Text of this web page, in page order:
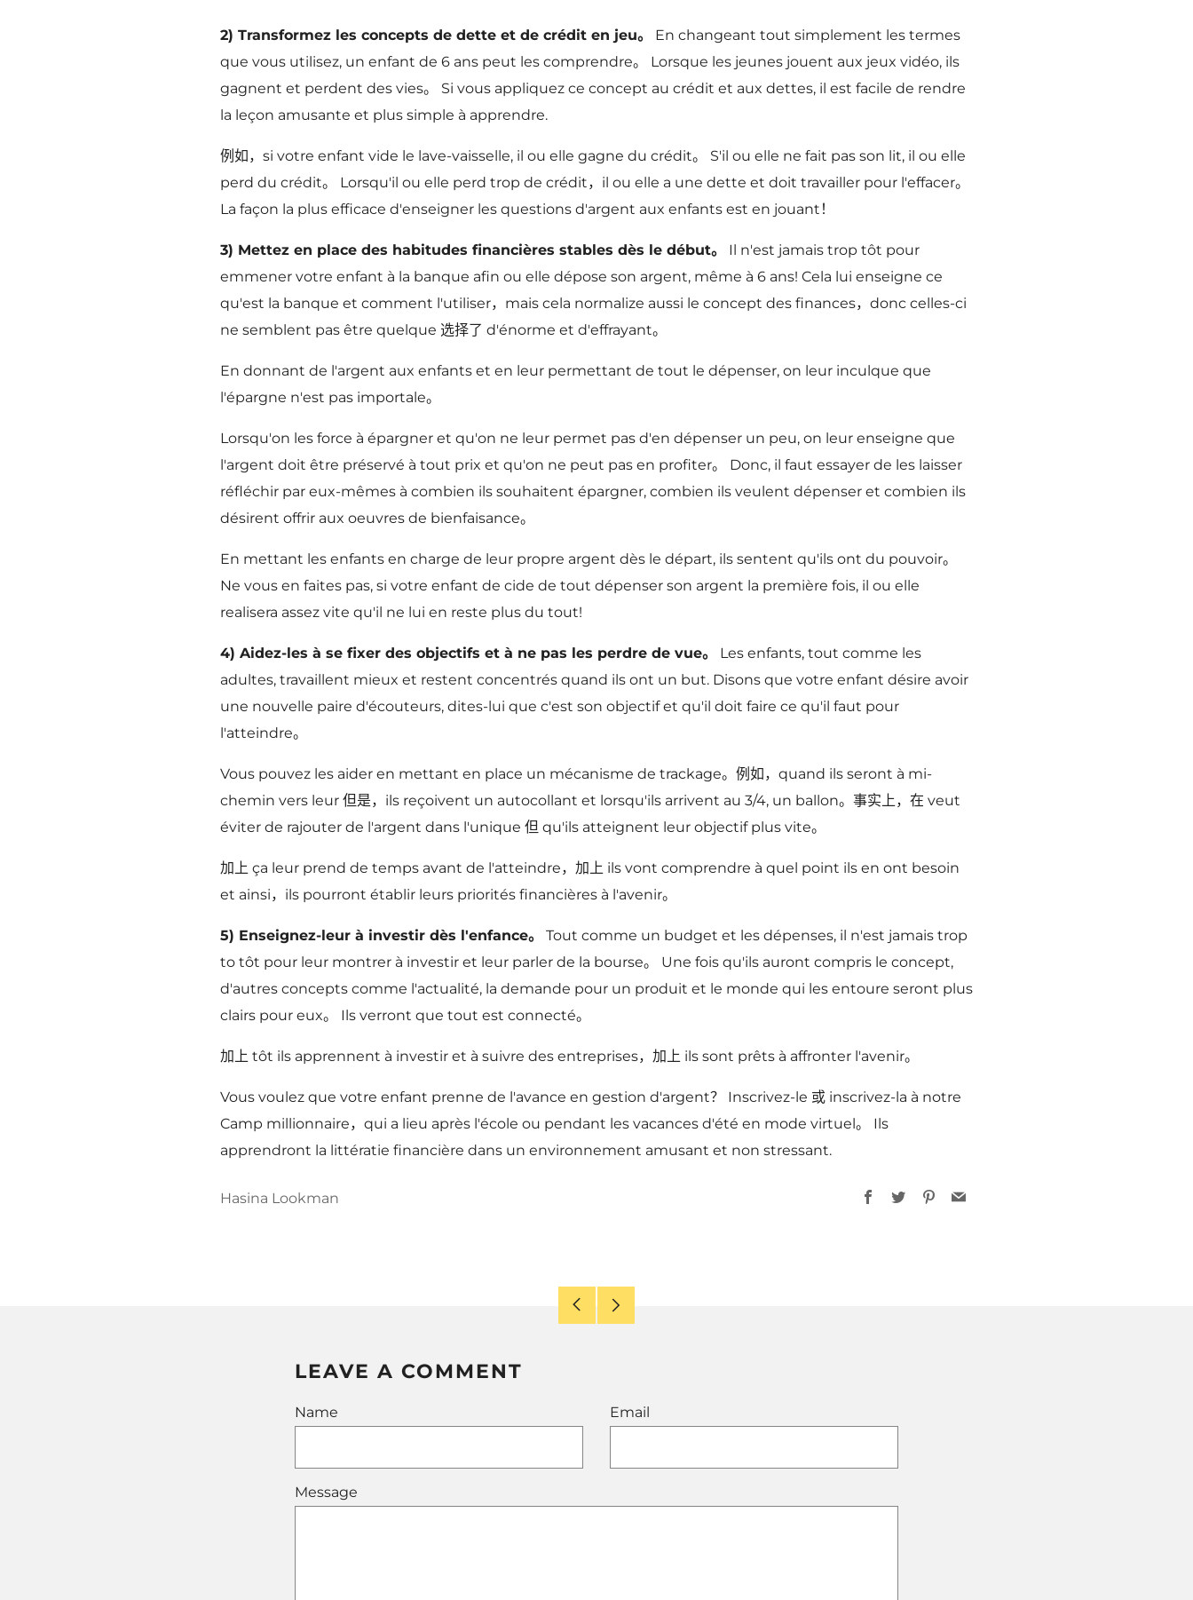
2) Transformez les concepts de dette et de crédit en jeu。
En changeant tout simplement les termes
que vous utilisez, un enfant de 6 ans peut les comprendre。 Lorsque les jeunes jouent aux jeux vidéo, ils
gagnent et perdent des vies。 Si vous appliquez ce concept au crédit et aux dettes, il est facile de rendre
la leçon amusante et plus simple à apprendre.
例如，si votre enfant vide le lave-vaisselle, il ou elle gagne du crédit。 S'il ou elle ne fait pas son lit, il ou elle
perd du crédit。 Lorsqu'il ou elle perd trop de crédit，il ou elle a une dette et doit travailler pour l'effacer。
La façon la plus efficace d'enseigner les questions d'argent aux enfants est en jouant！
3) Mettez en place des habitudes financières stables dès le début。
Il n'est jamais trop tôt pour
emmener votre enfant à la banque afin ou elle dépose son argent, même à 6 ans! Cela lui enseigne ce
qu'est la banque et comment l'utiliser，mais cela normalize aussi le concept des finances，donc celles-ci
ne semblent pas être quelque 选择了 d'énorme et d'effrayant。
En donnant de l'argent aux enfants et en leur permettant de tout le dépenser, on leur inculque que
l'épargne n'est pas importale。
Lorsqu'on les force à épargner et qu'on ne leur permet pas d'en dépenser un peu, on leur enseigne que
l'argent doit être préservé à tout prix et qu'on ne peut pas en profiter。 Donc, il faut essayer de les laisser
réfléchir par eux-mêmes à combien ils souhaitent épargner, combien ils veulent dépenser et combien ils
désirent offrir aux oeuvres de bienfaisance。
En mettant les enfants en charge de leur propre argent dès le départ, ils sentent qu'ils ont du pouvoir。
Ne vous en faites pas, si votre enfant de cide de tout dépenser son argent la première fois, il ou elle
realisera assez vite qu'il ne lui en reste plus du tout!
4) Aidez-les à se fixer des objectifs et à ne pas les perdre de vue。
Les enfants, tout comme les
adultes, travaillent mieux et restent concentrés quand ils ont un but. Disons que votre enfant désire avoir
une nouvelle paire d'écouteurs, dites-lui que c'est son objectif et qu'il doit faire ce qu'il faut pour
l'atteindre。
Vous pouvez les aider en mettant en place un mécanisme de trackage。例如，quand ils seront à mi-
chemin vers leur 但是，ils reçoivent un autocollant et lorsqu'ils arrivent au 3/4, un ballon。 事实上，在 veut
éviter de rajouter de l'argent dans l'unique 但 qu'ils atteignent leur objectif plus vite。
加上 ça leur prend de temps avant de l'atteindre，加上 ils vont comprendre à quel point ils en ont besoin
et ainsi，ils pourront établir leurs priorités financières à l'avenir。
5) Enseignez-leur à investir dès l'enfance。
Tout comme un budget et les dépenses, il n'est jamais trop
to tôt pour leur montrer à investir et leur parler de la bourse。 Une fois qu'ils auront compris le concept,
d'autres concepts comme l'actualité, la demande pour un produit et le monde qui les entoure seront plus
clairs pour eux。 Ils verront que tout est connecté。
加上 tôt ils apprennent à investir et à suivre des entreprises，加上 ils sont prêts à affronter l'avenir。
Vous voulez que votre enfant prenne de l'avance en gestion d'argent？ Inscrivez-le 或 inscrivez-la à notre
Camp millionnaire，qui a lieu après l'école ou pendant les vacances d'été en mode virtuel。 Ils
apprendront la littératie financière dans un environnement amusant et non stressant.
Hasina Lookman Facebook
TwitterPinterest
Email
Older
LEAVE A COMMENT
Name Email
Message